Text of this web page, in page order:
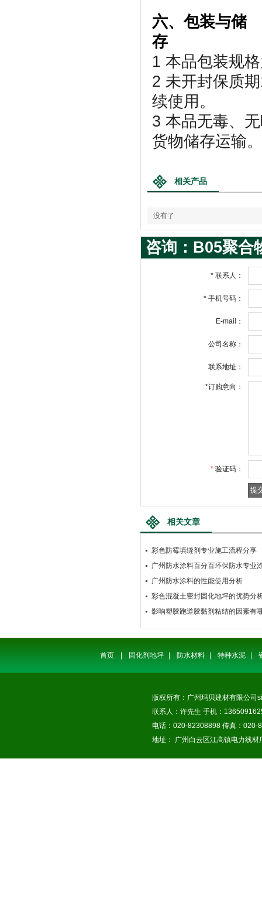
六、包装与储
存
1 本品包装规
2 未开封保质
续使用。
3 本品无毒、
货物储存运输。
相关产品
没有了
咨询：B05聚合
* 联系人：
* 手机号码：
E-mail：
公司名称：
联系地址：
*订购意向：
* 验证码：
相关文章
彩色防霉填缝剂专业施工流程分享
广州防水涂料百分百环保防水专业
广州防水涂料的性能使用分析
彩色混凝土密封固化地坪的优势分
影响塑胶跑道胶黏剂粘结的因素有
首页 固化剂地坪 防水材料 特种水泥
版权所有：广州玛贝建材有限公司
联系人：许先生 手机：
电话：020-82308898 传真：020-
地址： 广州白云区江高镇电力线材